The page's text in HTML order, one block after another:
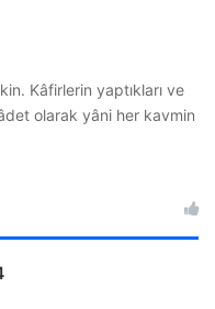
Kâfirlerin yaptıkları ve
âdet olarak yâni her kavmin